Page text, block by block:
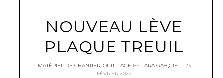
NOUVEAU LÈVE
PLAQUE TREUIL
MATÉRIEL DE CHANTIER, OUTILLAGE BY LARA GASQUET
23
FÉVRIER 2022